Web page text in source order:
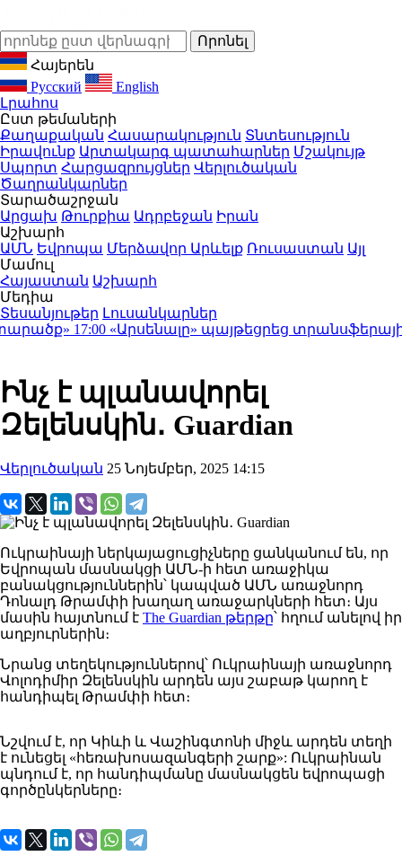
Հայերեն
Русский
English
Լրահոս
Ըստ թեմաների
Քաղաքական Հասարակություն Տնտեսություն
Իրավունք Արտակարգ պատահարներ Մշակույթ
Սպորտ Հարցազրույցներ Վերլուծական
Ծաղրանկարներ
Տարածաշրջան
Արցախ Թուրքիա Ադրբեջան Իրան
Աշխարհ
ԱՄՆ Եվրոպա Մերձավոր Արևելք Ռուսաստան Այլ
Մամուլ
Հայաստան Աշխարհ
Մեդիա
Տեսանյութեր Լուսանկարներ
17:00«Արսենալը» պայթեցրեց տրանսֆերային
Ինչ է պլանավորել
Զելենսկին․ Guardian
Վերլուծական 25 Նոյեմբեր, 2025 14:15
Ուկրաինայի ներկայացուցիչները ցանկանում են, որ
Եվրոպան մասնակցի ԱՄՆ-ի հետ առաջիկա
բանակցություններին՝ կապված ԱՄՆ առաջնորդ
Դոնալդ Թրամփի խաղաղ առաջարկների հետ։ Այս
մասին հայտնում է The Guardian թերթը՝ հղում անելով իր
աղբյուրներին։
Նրանց տեղեկություններով՝ Ուկրաինայի առաջնորդ
Վոլոդիմիր Զելենսկին արդեն այս շաբաթ կարող է
հանդիպել Թրամփի հետ։
Նշվում է, որ Կիևի և Վաշինգտոնի միջև արդեն տեղի
է ունեցել «հեռախոսազանգերի շարք»: Ուկրաինան
պնդում է, որ հանդիպմանը մասնակցեն եվրոպացի
գործընկերները։